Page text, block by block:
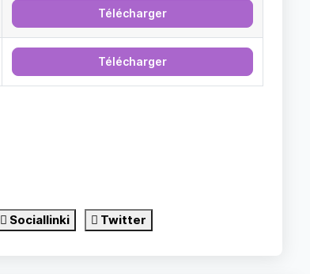
Télécharger
Télécharger
Sociallinki Twitter